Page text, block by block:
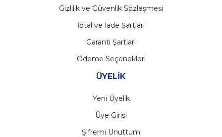
Gizlilik ve Güvenlik Sözleşmesi
İptal ve İade Şartları
Garanti Şartları
Ödeme Seçenekleri
ÜYELİK
Yeni Üyelik
Üye Girişi
Şifremi Unuttum